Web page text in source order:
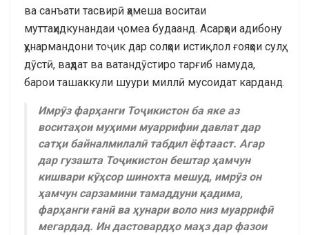
ва санъати тасвирӣ ҳамеша воситаи
муттаҳидкунандаи ҷомеа будаанд. Асарҳои адибону
ҳунармандони тоҷик дар солҳои истиқлол ғояҳои сулҳ,
дӯстӣ, ваҳдат ва ватандӯстиро тарғиб намуда,
барои ташаккули шуури миллӣ мусоидат карданд.
Имрӯз фарҳанги Тоҷикистон ба яке аз
воситаҳои муҳими муаррифии давлат дар
сатҳи байналмилалӣ табдил ёфтааст. Агар
дар гузашта Тоҷикистон бештар ҳамчун
кишвари кӯҳсор шинохта мешуд, имрӯз он
ҳамчун сарзамини тамаддуни қадима,
фарҳанги ғанӣ ва ҳунари воло низ муаррифӣ
мегардад. Ин дастовардҳо маҳз дар фазои